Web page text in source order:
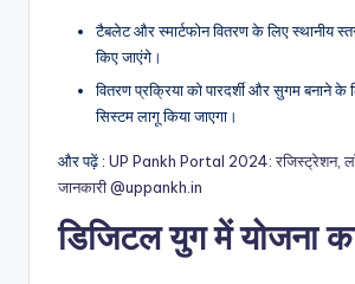
टैबलेट और स्मार्टफोन वितरण के लिए स्थानीय
किए जाएंगे।
वितरण प्रक्रिया को पारदर्शी और सुगम बनाने के
सिस्टम लागू किया जाएगा।
और पढ़ें : UP Pankh Portal 2024: रजिस्ट्रेशन,
जानकारी @uppankh.in
डिजिटल युग में योजना